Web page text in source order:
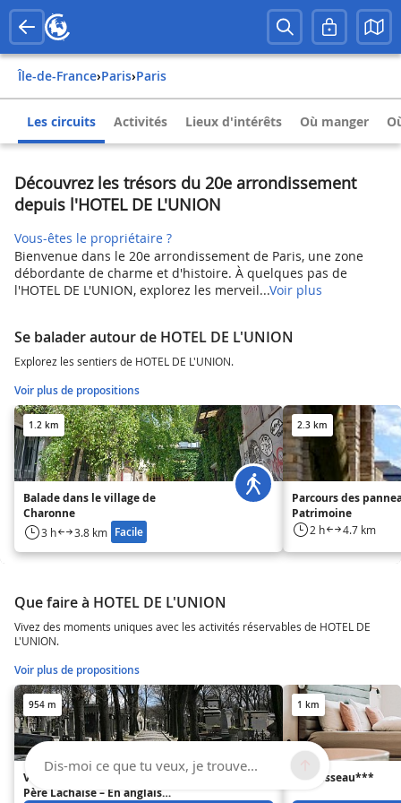
Île-de-France› Paris› Paris
Les circuits Activités Lieux d'intérêts Où manger
Découvrez les trésors du 20e arrondissement
depuis l'HOTEL DE L'UNION
Vous-êtes le propriétaire ?
Bienvenue dans le 20e arrondissement de Paris, une zone
débordante de charme et d'histoire. À quelques pas de
l'HOTEL DE L'UNION, explorez les merveil...Voir plus
Se balader autour de HOTEL DE L'UNION
Explorez les sentiers de HOTEL DE L'UNION.
Voir plus de propositions
1.2 km
Balade dans le village de
Charonne
3 h 3.8 km Facile
2.3 km
Parcours des
Patrimoine
2 h 4.7 km
Que faire à HOTEL DE L'UNION
Vivez des moments uniques avec les activités réservables de HOTEL DE
L'UNION.
Voir plus de propositions
954 m
Visite guidée du Cimetière du
Père Lachaise – En anglais
1 km
Le Ruisseau***
Dis-moi ce que tu veux, je trouve...